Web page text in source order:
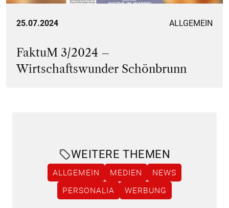
25.07.2024 ALLGEMEIN
FaktuM 3/2024 –
Wirtschaftswunder Schönbrunn
WEITERE THEMEN
ALLGEMEIN MEDIEN
NEWS
PERSONALIA
WERBUNG